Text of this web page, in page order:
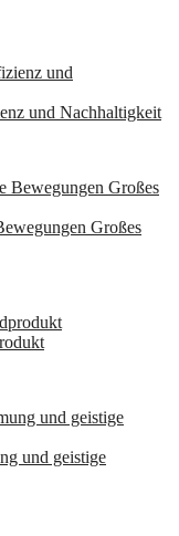
und Nachhaltigkeit
Großes
und geistige